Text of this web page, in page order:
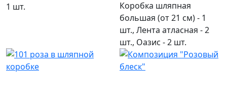
1 шт.
Коробка шляпная
большая (от 21 см) - 1
шт., Лента атласная - 2
шт., Оазис - 2 шт.